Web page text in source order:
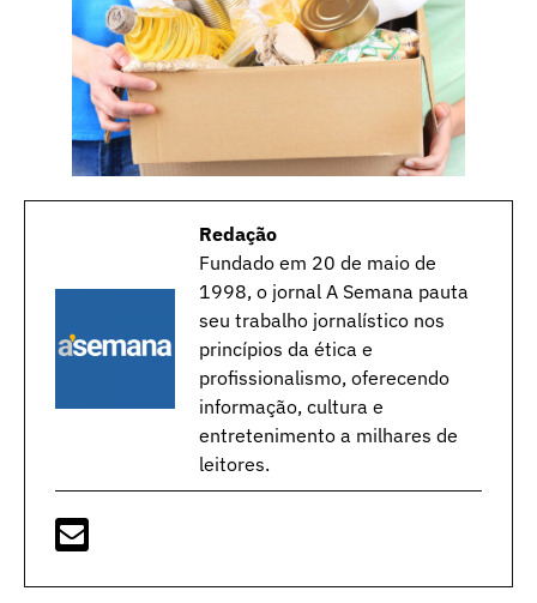
Redação
Fundado em 20 de maio de
1998, o jornal A Semana pauta
seu trabalho jornalístico nos
princípios da ética e
profissionalismo, oferecendo
informação, cultura e
entretenimento a milhares de
leitores.